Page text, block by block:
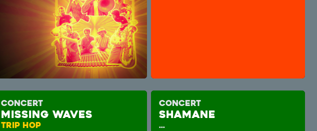
CONCERT
MISSING WAVES
TRIP HOP
CONCERT
SHAMANE
...